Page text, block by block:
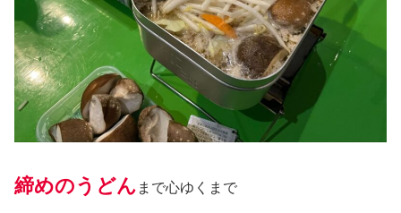
締めのうどん まで心ゆくまで